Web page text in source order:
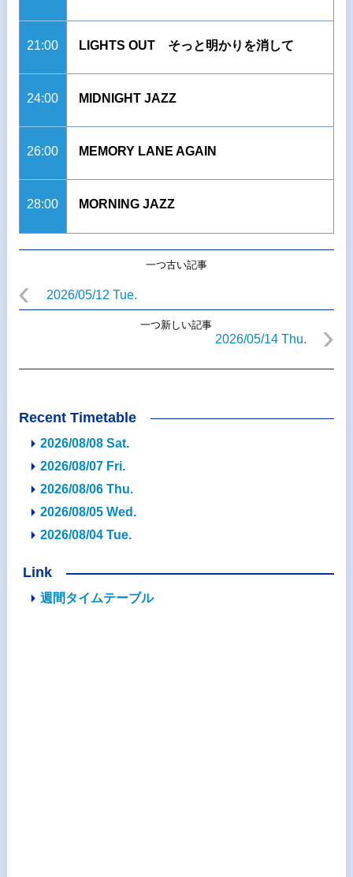
21:00 LIGHTS OUT そっと明かりを消して
24:00 MIDNIGHT JAZZ
26:00 MEMORY LANE AGAIN
28:00 MORNING JAZZ
一つ古い記事
2026/05/12 Tue.
一つ新しい記事
2026/05/14 Thu.
Recent Timetable
2026/08/08 Sat.
2026/08/07 Fri.
2026/08/06 Thu.
2026/08/05 Wed.
2026/08/04 Tue.
Link
週間タイムテーブル